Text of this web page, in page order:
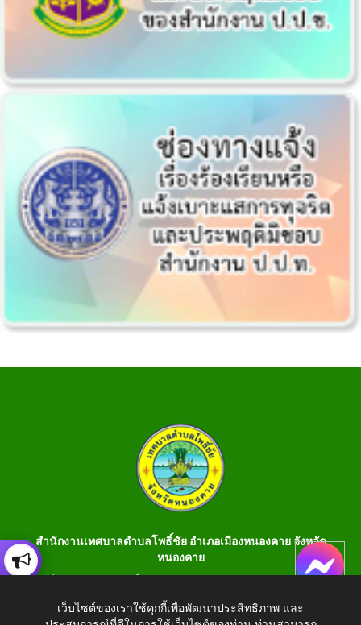
สำนักงานเทศบาลตำบลโพธิ์ชัย อำเภอเมืองหนองคาย จังหวัด
หนองคาย
990401 โทรสาร 042-990400
E-Saraban : saraban_05430106@dla.go.th
เว็บไซต์ของเราใช้คุกกี้เพื่อพัฒนาประสิทธิภาพ และ